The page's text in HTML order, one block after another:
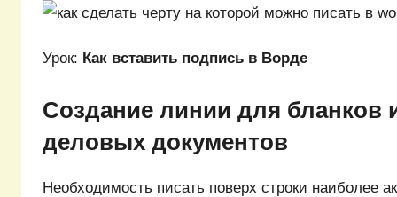
Урок: Как вставить подпись в Ворде
Создание линии для бланков
деловых документов
Необходимость писать поверх строки наиболее